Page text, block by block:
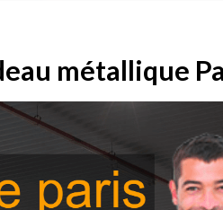
métallique